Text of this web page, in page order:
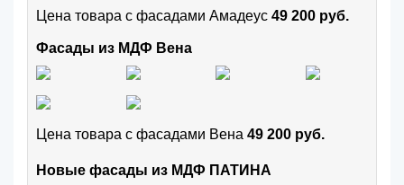
Цена товара с фасадами Амадеус 49 200 руб.
Фасады из МДФ Вена
Цена товара с фасадами Вена 49 200 руб.
Новые фасады из МДФ ПАТИНА